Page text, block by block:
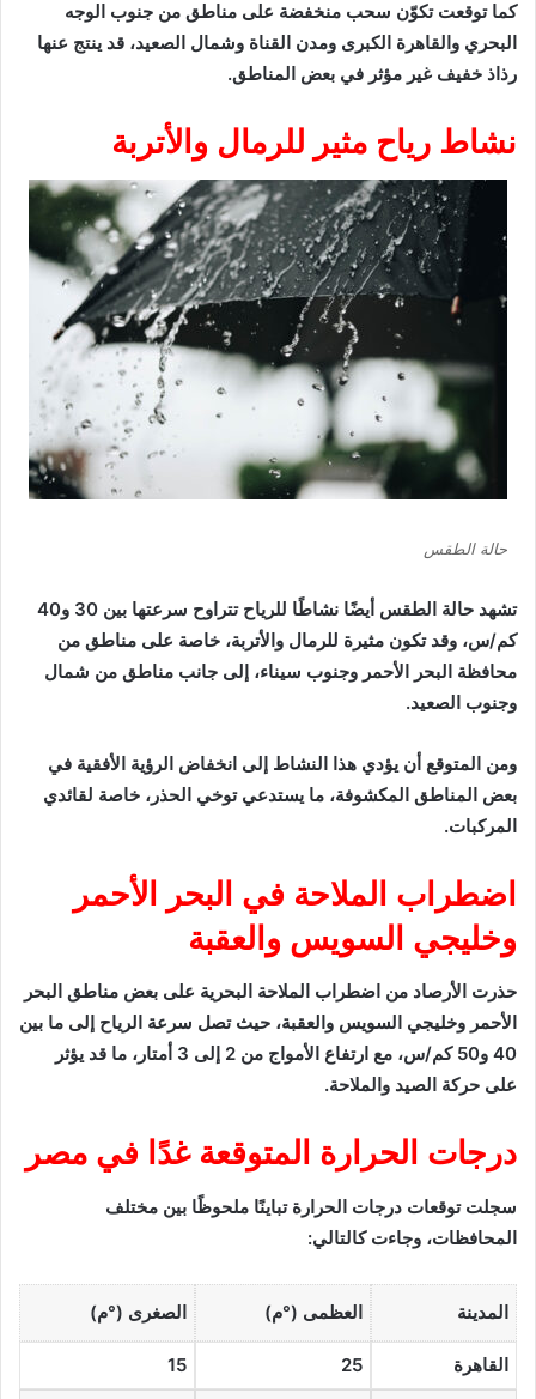
كما توقعت تكوّن سحب منخفضة على مناطق من جنوب الوجه
البحري والقاهرة الكبرى ومدن القناة وشمال الصعيد، قد ينتج عنها
رذاذ خفيف غير مؤثر في بعض المناطق.
نشاط رياح مثير للرمال والأتربة
حالة الطقس
تشهد حالة الطقس أيضًا نشاطًا للرياح تتراوح سرعتها بين 30 و40
كم/س، وقد تكون مثيرة للرمال والأتربة، خاصة على مناطق من
محافظة البحر الأحمر وجنوب سيناء، إلى جانب مناطق من شمال
وجنوب الصعيد.
ومن المتوقع أن يؤدي هذا النشاط إلى انخفاض الرؤية الأفقية في
بعض المناطق المكشوفة، ما يستدعي توخي الحذر، خاصة لقائدي
المركبات.
اضطراب الملاحة في البحر الأحمر
وخليجي السويس والعقبة
حذرت الأرصاد من اضطراب الملاحة البحرية على بعض مناطق البحر
الأحمر وخليجي السويس والعقبة، حيث تصل سرعة الرياح إلى ما بين
40 و50 كم/س، مع ارتفاع الأمواج من 2 إلى 3 أمتار، ما قد يؤثر
على حركة الصيد والملاحة.
درجات الحرارة المتوقعة غدًا في مصر
سجلت توقعات درجات الحرارة تباينًا ملحوظًا بين مختلف
المحافظات، وجاءت كالتالي:
المدينة العظمى (°م) الصغرى (°م)
القاهرة 25
15